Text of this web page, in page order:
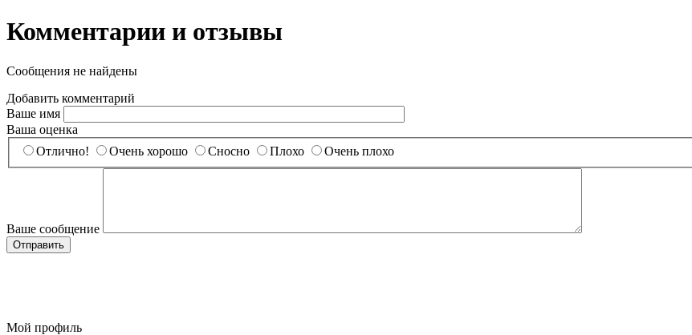
Комментарии и отзывы
Сообщения не найдены
Добавить комментарий
Ваше имя
Ваша оценка
Отлично!
Очень хорошо Сносно Плохо Очень плохо
Ваше сообщение
Мой профиль